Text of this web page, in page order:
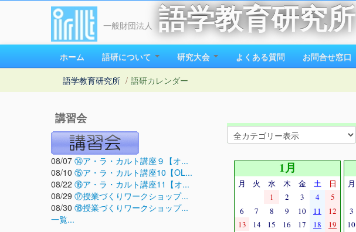
一般財団法人 語学教育研究所
ホーム 語研について 研究大会 よくある質問 お問合せ窓口
語学教育研究所 / 語研カレンダー
講習会
08/07 ⑭ア・ラ・カルト講座９【オ...
08/10 ⑮ア・ラ・カルト講座10【OL...
08/22 ⑯ア・ラ・カルト講座11【オ...
08/29 ⑰授業づくりワークショップ...
08/30 ⑱授業づくりワークショップ...
一覧...
1月
月 火 水 木 金 土
日
1
2 3 4
5
6
7 8 9 10 11
12
13
14 15 16 17 18
19
月
3
10